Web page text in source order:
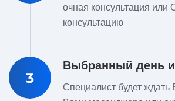
очная консультация или
консультацию
3
Выбранный день
Специалист будет